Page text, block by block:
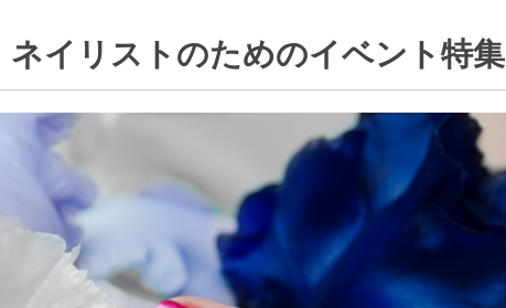
イリストのためのイベント特集